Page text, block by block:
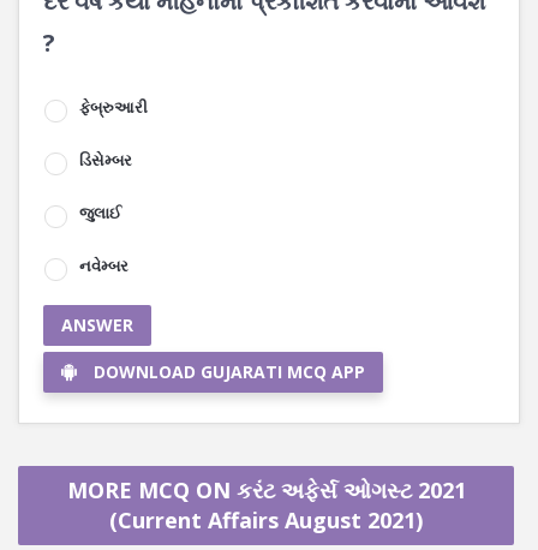
?
ફેબ્રુઆરી
ડિસેમ્બર
જુલાઈ
નવેમ્બર
ANSWER
DOWNLOAD GUJARATI MCQ APP
MORE MCQ ON કરંટ અફેર્સ ઓગસ્ટ 2021
(Current Affairs August 2021)